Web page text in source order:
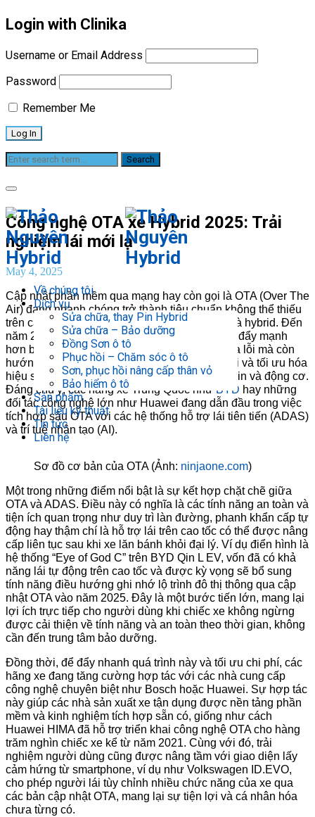
Login with Clinika
Username or Email Address
Password
Remember Me
Về chúng tôi
Dịch vụ
Sửa chữa, thay Pin Hybrid
Sửa chữa – Bảo dưỡng
Đồng Sơn ô tô
Phục hồi – Chăm sóc ô tô
Sơn, phục hồi nâng cấp thân vỏ
Bảo hiểm ô tô
Sản phẩm
Tài liệu kỹ thuật
Tin tức
Liên hệ
Blog
Công nghệ OTA xe Hybrid 2025: Trải
nghiệm lái mới lạ
May 4, 2025
Cập nhật phần mềm qua mạng hay còn gọi là OTA (Over The
Air) đang nhanh chóng trở thành tiêu chuẩn không thể thiếu
trên các dòng xe hiện đại, đặc biệt là xe điện và hybrid. Đến
năm 2025, công nghệ này trên xe hybrid được đẩy mạnh
hơn bao giờ hết, không chỉ dừng lại ở việc sửa lỗi mà còn
hướng tới mục tiêu cá nhân hóa trải nghiệm lái và tối ưu hóa
hiệu suất vận hành, nhất là khả năng quản lý pin và động cơ.
Đáng chú ý, các hãng xe Trung Quốc như BYD hay những
đối tác công nghệ lớn như Huawei đang dẫn đầu trong việc
tích hợp sâu OTA với các hệ thống hỗ trợ lái tiên tiến (ADAS)
và trí tuệ nhân tạo (AI).
Sơ đồ cơ bản của OTA (Ảnh: ninjaone.com)
Một trong những điểm nổi bật là sự kết hợp chặt chẽ giữa
OTA và ADAS. Điều này có nghĩa là các tính năng an toàn và
tiện ích quan trọng như duy trì làn đường, phanh khẩn cấp tự
động hay thậm chí là hỗ trợ lái trên cao tốc có thể được nâng
cấp liên tục sau khi xe lăn bánh khỏi đại lý. Ví dụ điển hình là
hệ thống “Eye of God C” trên BYD Qin L EV, vốn đã có khả
năng lái tự động trên cao tốc và được kỳ vọng sẽ bổ sung
tính năng điều hướng ghi nhớ lộ trình đô thị thông qua cập
nhật OTA vào năm 2025. Đây là một bước tiến lớn, mang lại
lợi ích trực tiếp cho người dùng khi chiếc xe không ngừng
được cải thiện về tính năng và an toàn theo thời gian, không
cần đến trung tâm bảo dưỡng.
Đồng thời, để đẩy nhanh quá trình này và tối ưu chi phí, các
hãng xe đang tăng cường hợp tác với các nhà cung cấp
công nghệ chuyên biệt như Bosch hoặc Huawei. Sự hợp tác
này giúp các nhà sản xuất xe tận dụng được nền tảng phần
mềm và kinh nghiệm tích hợp sẵn có, giống như cách
Huawei HIMA đã hỗ trợ triển khai công nghệ OTA cho hàng
trăm nghìn chiếc xe kể từ năm 2021. Cùng với đó, trải
nghiệm người dùng cũng được nâng tầm với giao diện lấy
cảm hứng từ smartphone, ví dụ như Volkswagen ID.EVO,
cho phép người lái tùy chỉnh nhiều chức năng của xe qua
các bản cập nhật OTA, mang lại sự tiện lợi và cá nhân hóa
chưa từng có.